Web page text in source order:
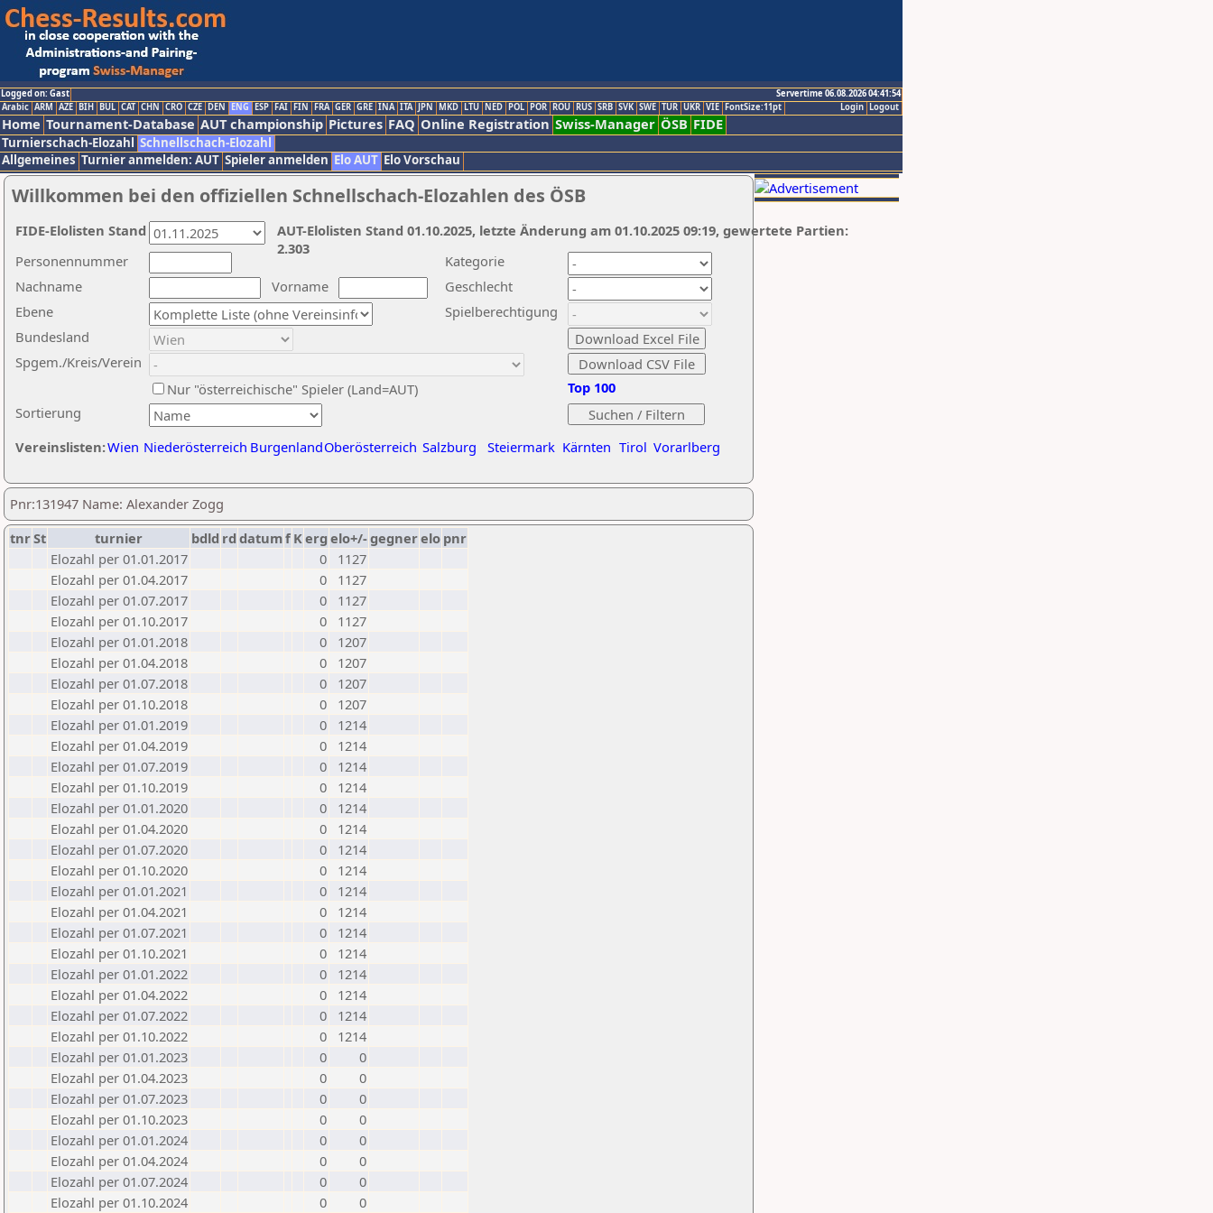
Logged on: Gast
Servertime 06.08.2026 04:41:54
Logout
Login
Arabic ARM AZE BIH BUL CAT CHN CRO CZE DEN ENG ESP FAI FIN FRA GER GRE INA ITA JPN MKD LTU NED POL POR ROU RUS SRB SVK SWE TUR UKR VIE FontSize:11pt
Home Tournament-Database AUT championship Pictures FAQ Online Registration Swiss-Manager ÖSB FIDE
Turnierschach-Elozahl Schnellschach-Elozahl
Allgemeines Turnier anmelden: AUT Spieler anmelden Elo AUT Elo Vorschau
Willkommen bei den offiziellen Schnellschach-Elozahlen des ÖSB
Nachname
Vorname
Ebene
Kategorie
Sortierung
Personennummer
Bundesland
Spgem./Kreis/Verein
Geschlecht
Nur "österreichische" Spieler (Land=AUT)
Spielberechtigung
Vereinslisten:Wien Niederösterreich BurgenlandOberösterreich Salzburg Steiermark Kärnten Tirol Vorarlberg
Top 100
AUT-Elolisten Stand 01.10.2025, letzte Änderung am 01.10.2025 09:19, gewertete Partien:
2.303
FIDE-Elolisten Stand
Pnr:131947 Name: Alexander Zogg
tnrSt turnier bdld rd datumf Kerg elo+/-gegnerelo pnr
Elozahl per 01.01.2017
0
1127
Elozahl per 01.04.2017
0
1127
Elozahl per 01.07.2017
0
1127
Elozahl per 01.10.2017
0
1127
Elozahl per 01.01.2018
0
1207
Elozahl per 01.04.2018
0
1207
Elozahl per 01.07.2018
0
1207
Elozahl per 01.10.2018
0
1207
Elozahl per 01.01.2019
0
1214
Elozahl per 01.04.2019
0
1214
Elozahl per 01.07.2019
0
1214
Elozahl per 01.10.2019
0
1214
Elozahl per 01.01.2020
0
1214
Elozahl per 01.04.2020
0
1214
Elozahl per 01.07.2020
0
1214
Elozahl per 01.10.2020
0
1214
Elozahl per 01.01.2021
0
1214
Elozahl per 01.04.2021
0
1214
Elozahl per 01.07.2021
0
1214
Elozahl per 01.10.2021
0
1214
Elozahl per 01.01.2022
0
1214
Elozahl per 01.04.2022
0
1214
Elozahl per 01.07.2022
0
1214
Elozahl per 01.10.2022
0
1214
Elozahl per 01.01.2023
0
0
Elozahl per 01.04.2023
0
0
Elozahl per 01.07.2023
0
0
Elozahl per 01.10.2023
0
0
Elozahl per 01.01.2024
0
0
Elozahl per 01.04.2024
0
0
Elozahl per 01.07.2024
0
0
Elozahl per 01.10.2024
0 0